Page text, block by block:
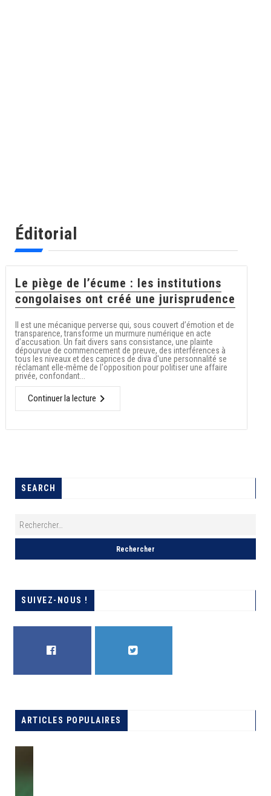
Éditorial
Le piège de l’écume : les institutions
congolaises ont créé une jurisprudence
Il est une mécanique perverse qui, sous couvert d’émotion et de
transparence, transforme un murmure numérique en acte
d’accusation. Un fait divers sans consistance, une plainte
dépourvue de commencement de preuve, des interférences à
tous les niveaux et des caprices de diva d'une personnalité se
réclamant elle-même de l'opposition pour politiser une affaire
privée, confondant...
Continuer la lecture
SEARCH
SUIVEZ-NOUS !
ARTICLES POPULAIRES